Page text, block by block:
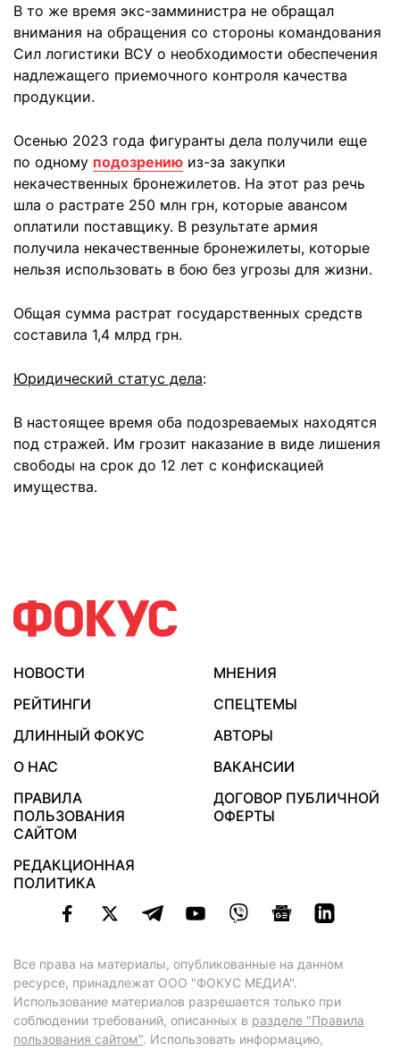
В то же время экс-замминистра не обращал
внимания на обращения со стороны командования
Сил логистики ВСУ о необходимости обеспечения
надлежащего приемочного контроля качества
продукции.
Осенью 2023 года фигуранты дела получили еще
по одному подозрению из-за закупки
некачественных бронежилетов. На этот раз речь
шла о растрате 250 млн грн, которые авансом
оплатили поставщику. В результате армия
получила некачественные бронежилеты, которые
нельзя использовать в бою без угрозы для жизни.
Общая сумма растрат государственных средств
составила 1,4 млрд грн.
Юридический статус дела:
В настоящее время оба подозреваемых находятся
под стражей. Им грозит наказание в виде лишения
свободы на срок до 12 лет с конфискацией
имущества.
НОВОСТИ
МНЕНИЯ
РЕЙТИНГИ
СПЕЦТЕМЫ
ДЛИННЫЙ ФОКУС
АВТОРЫ
О НАС
ВАКАНСИИ
ПРАВИЛА
ПОЛЬЗОВАНИЯ
САЙТОМ
ДОГОВОР ПУБЛИЧНОЙ
ОФЕРТЫ
РЕДАКЦИОННАЯ
ПОЛИТИКА
Все права на материалы, опубликованные на данном
ресурсе, принадлежат ООО "ФОКУС МЕДИА".
Использование материалов разрешается только при
соблюдении требований, описанных в разделе "Правила
пользования сайтом". Использовать информацию,